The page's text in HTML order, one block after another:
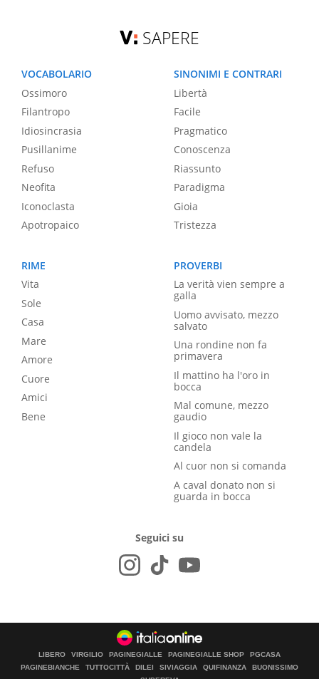
SAPERE
VOCABOLARIO
Ossimoro
Filantropo
Idiosincrasia
Pusillanime
Refuso
Neofita
Iconoclasta
Apotropaico
SINONIMI E CONTRARI
Libertà
Facile
Pragmatico
Conoscenza
Riassunto
Paradigma
Gioia
Tristezza
RIME
Vita
Sole
Casa
Mare
Amore
Cuore
Amici
Bene
PROVERBI
La verità vien sempre a
galla
Uomo avvisato, mezzo
salvato
Una rondine non fa
primavera
Il mattino ha l'oro in
bocca
Mal comune, mezzo
gaudio
Il gioco non vale la
candela
Al cuor non si comanda
A caval donato non si
guarda in bocca
Seguici su
LIBERO VIRGILIO PAGINEGIALLE PAGINEGIALLE SHOP
PGCASA
PAGINEBIANCHE
TUTTOCITTÀ DILEI SIVIAGGIA QUIFINANZA
BUONISSIMO